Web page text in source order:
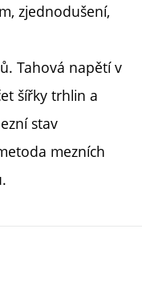
zjednodušení,
Tahová napětí v
šířky trhlin a
stav
mezních